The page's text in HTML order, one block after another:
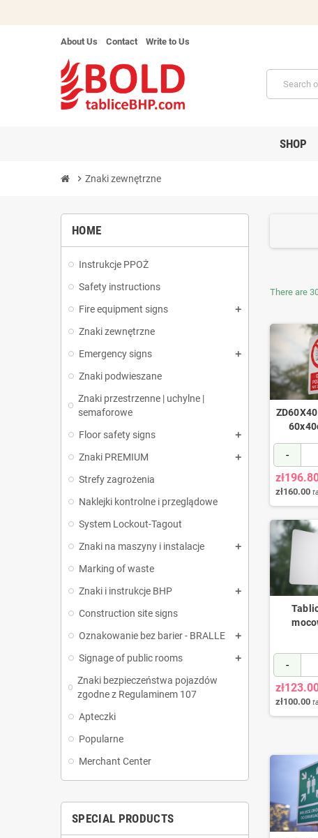
About Us Contact Write to Us
SHOP
chevron_right Znaki zewnętrzne
HOME
Instrukcje PPOŻ
Safety instructions
Fire equipment signs
Znaki zewnętrzne
Emergency signs
Znaki podwieszane
Znaki przestrzenne | uchylne |
semaforowe
Floor safety signs
Znaki PREMIUM
Strefy zagrożenia
Naklejki kontrolne i przeglądowe
System Lockout-Tagout
Znaki na maszyny i instalacje
Marking of waste
Znaki i instrukcje BHP
Construction site signs
Oznakowanie bez barier - BRALLE
Signage of public rooms
Znaki bezpieczeństwa pojazdów
zgodne z Regulaminem 107
Apteczki
Popularne
Merchant Center
SPECIAL PRODUCTS
There are
-
zł160.00
-
zł100.00